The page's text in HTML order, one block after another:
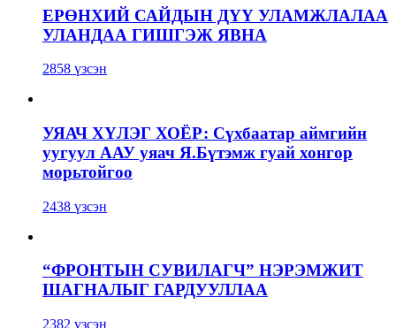
ЕРӨНХИЙ САЙДЫН ДҮҮ УЛАМЖЛАЛАА
УЛАНДАА ГИШГЭЖ ЯВНА
2858 үзсэн
УЯАЧ ХҮЛЭГ ХОЁР: Сүхбаатар аймгийн
уугуул ААУ уяач Я.Бүтэмж гуай хонгор
морьтойгоо
2438 үзсэн
“ФРОНТЫН СУВИЛАГЧ” НЭРЭМЖИТ
ШАГНАЛЫГ ГАРДУУЛЛАА
2382 үзсэн